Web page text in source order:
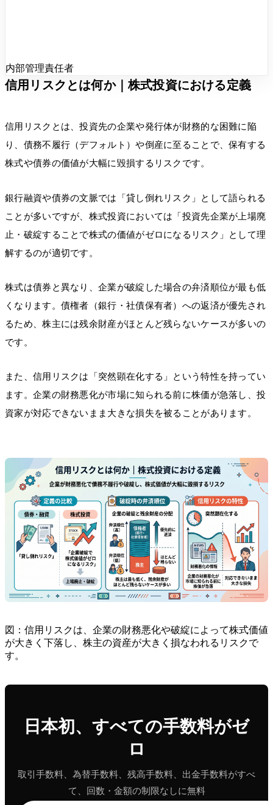
内部管理責任者
信用リスクとは何か｜株式投資における定義
信用リスクとは、投資先の企業や発行体が財務的な困難に陥
り、債務不履行（デフォルト）や倒産に至ることで、保有する
株式や債券の価値が大幅に毀損するリスクです。
銀行融資や債券の文脈では「貸し倒れリスク」として語られる
ことが多いですが、株式投資においては「投資先企業が上場廃
止・破綻することで株式の価値がゼロになるリスク」として理
解するのが適切です。
株式は債券と異なり、企業が破綻した場合の弁済順位が最も低
くなります。債権者（銀行・社債保有者）への返済が優先され
るため、株主には残余財産がほとんど残らないケースが多いの
です。
また、信用リスクは「突然顕在化する」という特性を持ってい
ます。企業の財務悪化が市場に知られる前に株価が急落し、投
資家が対応できないまま大きな損失を被ることがあります。
図：信用リスクは、企業の財務悪化や破綻によって株式価値
が大きく下落し、株主の資産が大きく損なわれるリスクで
す。
日本初、すべての手数料がゼ
ロ
取引手数料、為替手数料、残高手数料、出金手数料がすべ
て、回数・金額の制限なしに無料